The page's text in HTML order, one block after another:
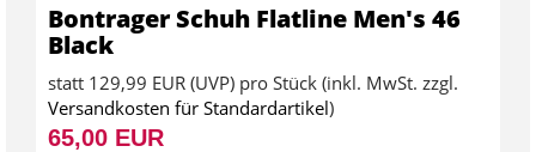
Bontrager Schuh Flatline Men's 46
Black
statt 129,99 EUR (UVP) pro Stück (inkl. MwSt. zzgl.
Versandkosten für Standardartikel)
65,00 EUR